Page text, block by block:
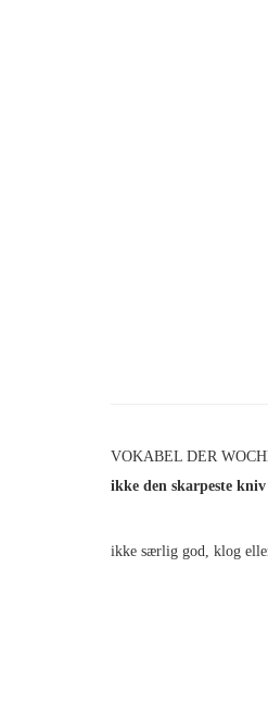
VOKABEL DER
ikke den skarpeste
ikke særlig god, klog